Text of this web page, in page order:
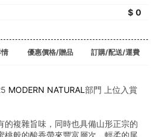
0
優惠價格/贈品 訂購/配送/運費
MODERN NATURAL部門 上位入賞
的複雜旨味，同時也具備山形正宗的